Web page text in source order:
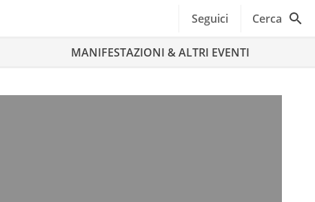
Seguici Cerca
MANIFESTAZIONI & ALTRI EVENTI